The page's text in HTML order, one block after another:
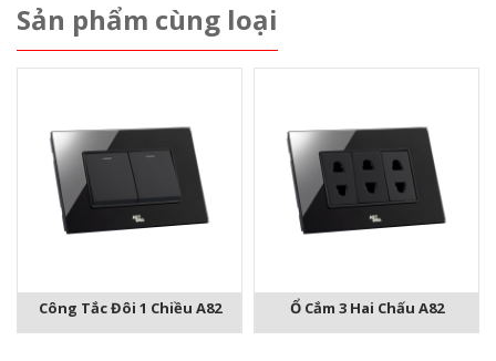
Sản phẩm cùng loại
Công Tắc Đôi 1 Chiều A82 Ổ Cắm 3 Hai Chấu A82